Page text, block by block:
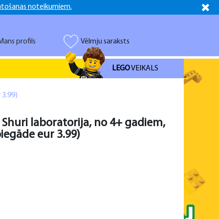
noteikumiem.
Vēlmju saraksts
profils
LEGOVEIKALS
Shuri laboratorija, no 4+ gadiem,
eur 3.99)